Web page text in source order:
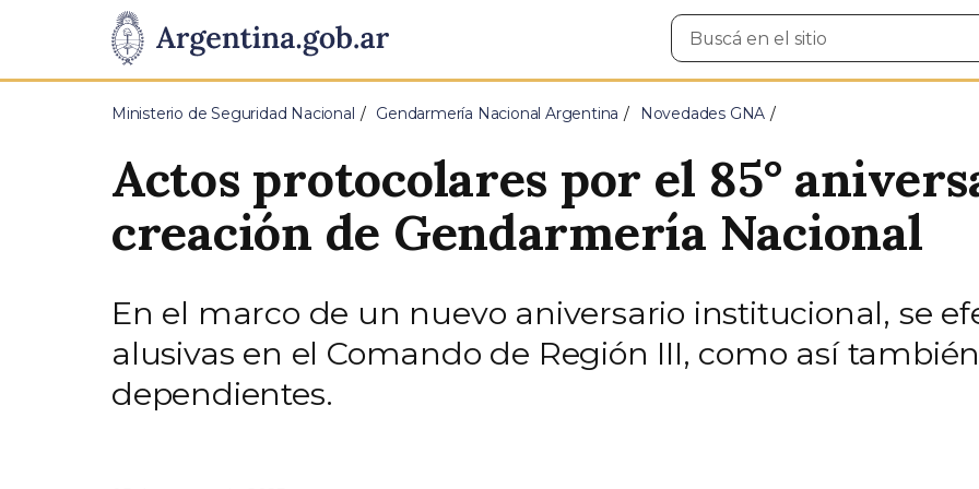
Presidencia
de
Pasar al contenido principal
Buscar
en
Ministerio de Seguridad Nacional Gendarmería Nacional Argentina Novedades GNA
Actos protocolares por el 85°
creación de Gendarmería Nacional
En el marco de un nuevo aniversario institucional, se
alusivas en el Comando de Región III, como así
dependientes.